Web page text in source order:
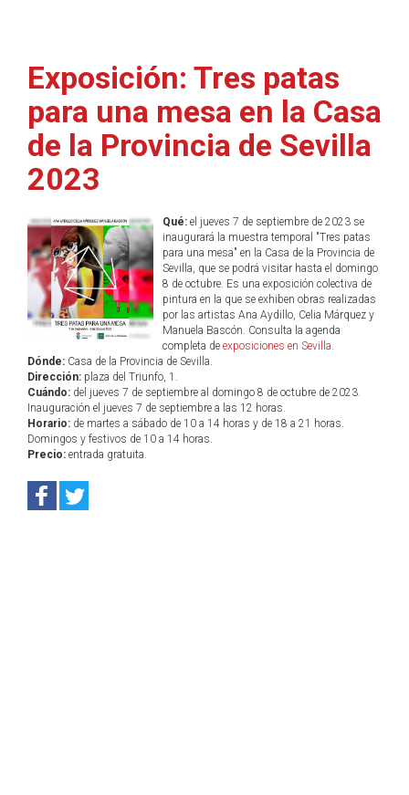
Exposición: Tres patas
para una mesa en la Casa
de la Provincia de Sevilla
2023
Qué:el jueves 7 de septiembre de 2023 se
inaugurará la muestra temporal "Tres patas
para una mesa" en la Casa de la Provincia de
Sevilla, que se podrá visitar hasta el domingo
8 de octubre. Es una exposición colectiva de
pintura en la que se exhiben obras realizadas
por las artistas Ana Aydillo, Celia Márquez y
Manuela Bascón. Consulta la agenda
completa de exposiciones en Sevilla.
Dónde: Casa de la Provincia de Sevilla.
Dirección: plaza del Triunfo, 1.
Cuándo: del jueves 7 de septiembre al domingo 8 de octubre de 2023.
Inauguración el jueves 7 de septiembre a las 12 horas.
Horario: de martes a sábado de 10 a 14 horas y de 18 a 21 horas.
Domingos y festivos de 10 a 14 horas.
Precio: entrada gratuita.